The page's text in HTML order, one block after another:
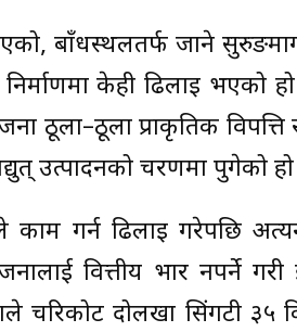
बाँधस्थलतर्फ जाने
केही ढिलाइ भएको हो
प्राकृतिक विपत्ति र
उत्पादनको चरणमा पुगेको हो
गर्न ढिलाइ गरेपछि
वित्तीय भार नपर्ने
चरिकोट दोलखा सिंगटी